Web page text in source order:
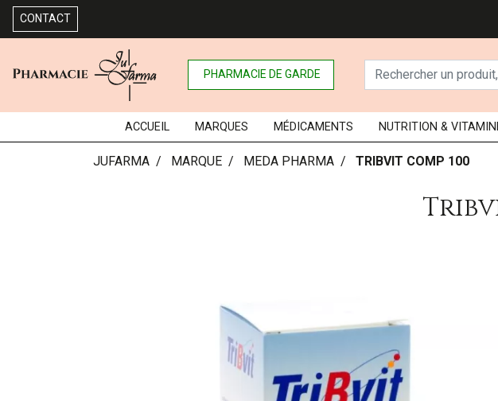
CONTACT
PHARMACIE DE GARDE
ACCUEIL MARQUES MÉDICAMENTS NUTRITION &
JUFARMA MARQUE MEDA PHARMA TRIBVIT COMP 100